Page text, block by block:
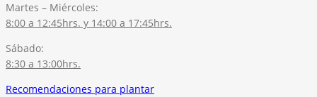
Martes – Miércoles:
8:00 a 12:45hrs. y 14:00 a 17:45hrs.
Sábado:
8:30 a 13:00hrs.
Recomendaciones para plantar